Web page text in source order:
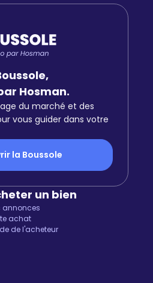
Hosman.
du marché et des
vous guider dans votre
la Boussole
un bien
annonces
achat
de l'acheteur